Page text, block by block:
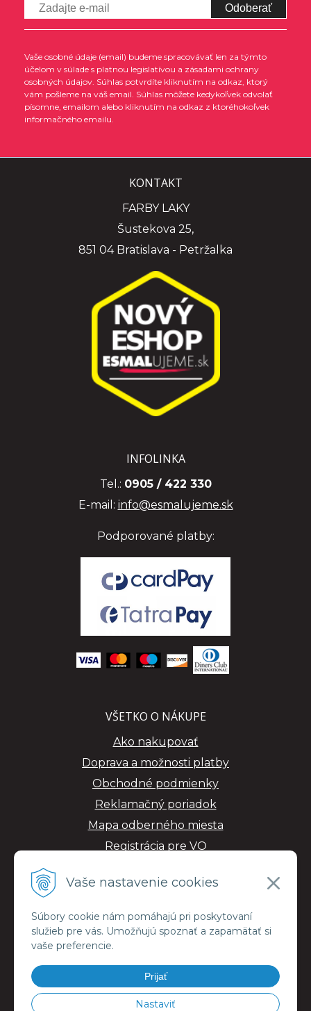
Vaše nastavenie cookies
Súbory cookie nám pomáhajú pri poskytovaní
služieb pre vás. Umožňujú spoznať a zapamätať si
vaše preferencie.
Prijať
Nastaviť
Odoberať
Vaše osobné údaje (email) budeme spracovávať len za týmto
účelom v súlade s platnou legislatívou a zásadami ochrany
osobných údajov. Súhlas potvrdíte kliknutím na odkaz, ktorý
vám pošleme na váš email. Súhlas môžete kedykoľvek odvolať
písomne, emailom alebo kliknutím na odkaz z ktoréhokoľvek
informačného emailu.
KONTAKT
FARBY LAKY
Šustekova 25,
851 04 Bratislava - Petržalka
INFOLINKA
Tel.: 0905 / 422 330
E-mail: info@esmalujeme.sk
Podporované platby:
VŠETKO O NÁKUPE
Ako nakupovať
Doprava a možnosti platby
Obchodné podmienky
Reklamačný poriadok
Mapa odberného miesta
Registrácia pre VO